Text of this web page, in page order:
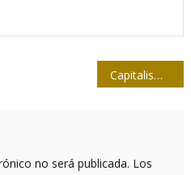
Capitalismo de ignorantes
no será publicada. Los